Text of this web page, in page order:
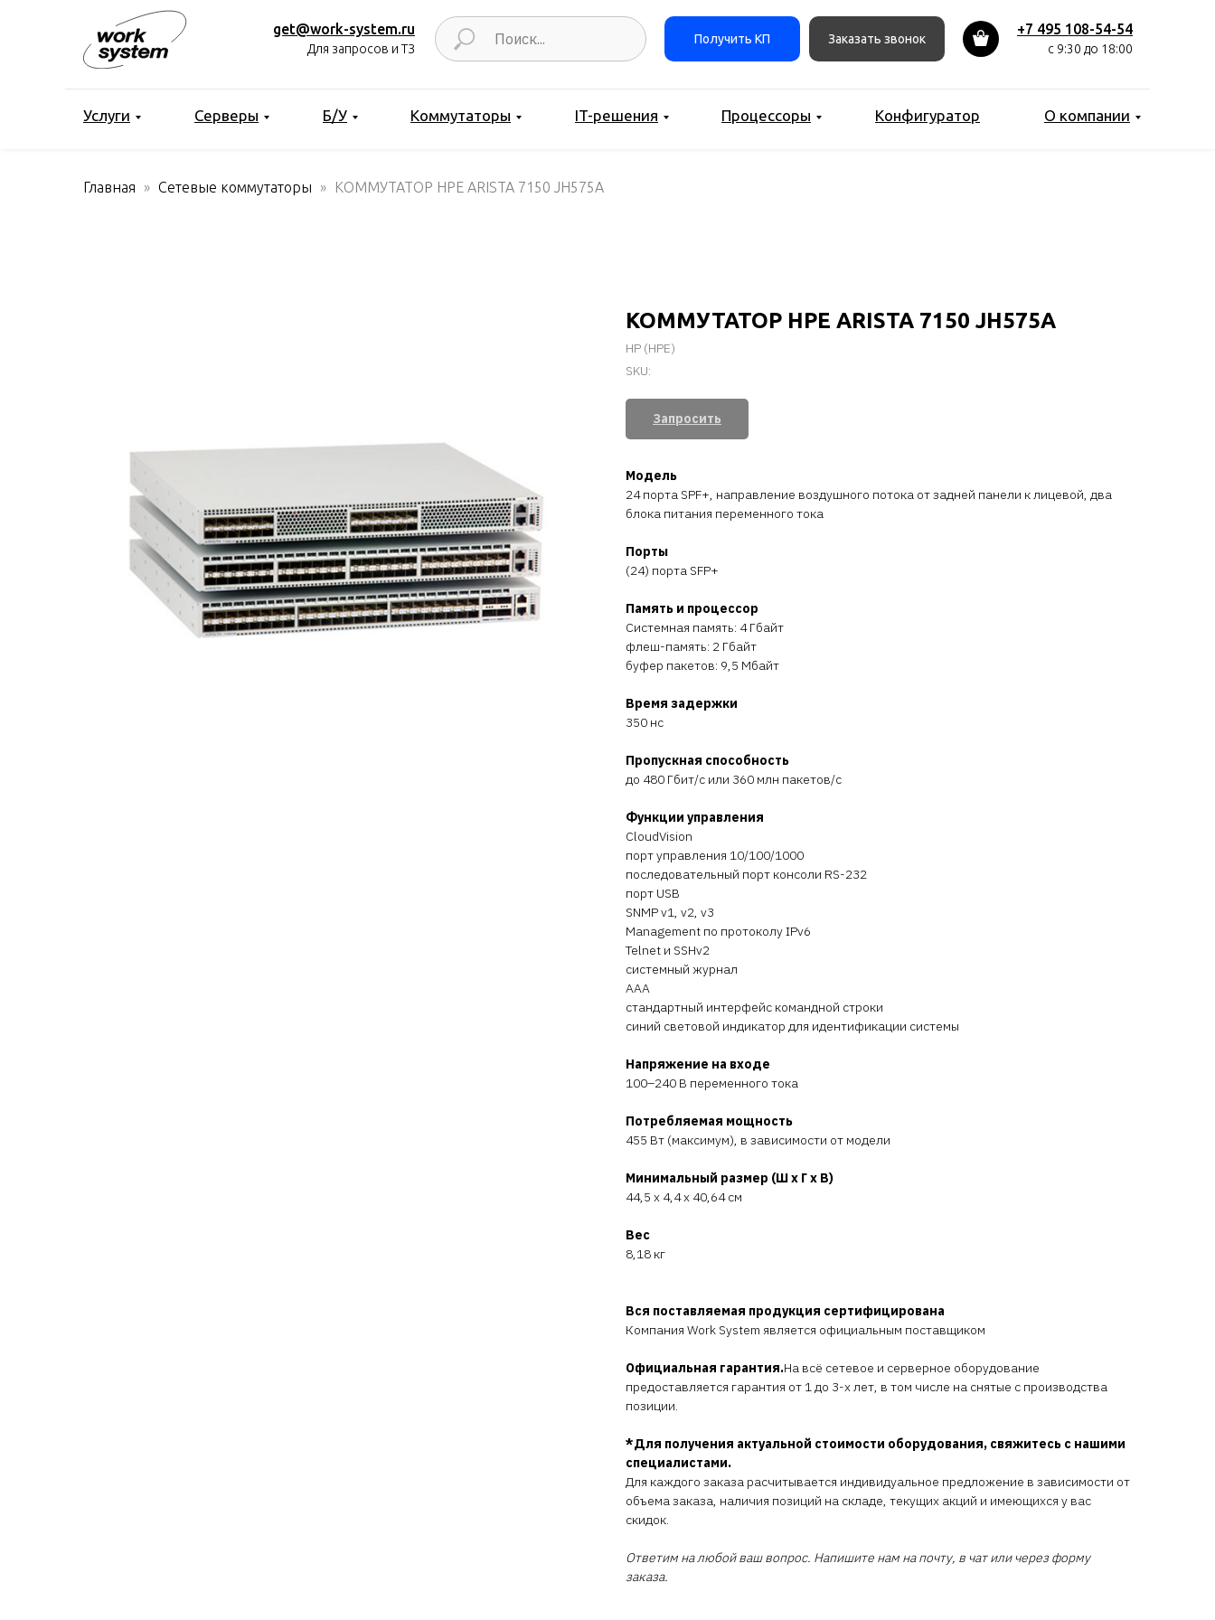
get@work-system.ru
Для запросов и ТЗ
+7 495 108-54-54
с 9:30 до 18:00
Заказать звонок
Получить КП
Услуги Серверы Б/У Коммутаторы IT-решения Процессоры Конфигуратор О компании
Главная Сетевые коммутаторы КОММУТАТОР HPE ARISTA 7150 JH575A
КОММУТАТОР HPE ARISTA 7150 JH575A
HP (HPE)
SKU:
Запросить
Модель
24 порта SPF+, направление воздушного потока от задней панели к лицевой, два
блока питания переменного тока
Порты
(24) порта SFP+
Память и процессор
Системная память: 4 Гбайт
флеш-память: 2 Гбайт
буфер пакетов: 9,5 Мбайт
Время задержки
350 нс
Пропускная способность
до 480 Гбит/с или 360 млн пакетов/с
Функции управления
CloudVision
порт управления 10/100/1000
последовательный порт консоли RS-232
порт USB
SNMP v1, v2, v3
Management по протоколу IPv6
Telnet и SSHv2
системный журнал
AAA
стандартный интерфейс командной строки
синий световой индикатор для идентификации системы
Напряжение на входе
100–240 В переменного тока
Потребляемая мощность
455 Вт (максимум), в зависимости от модели
Минимальный размер (Ш x Г x В)
44,5 x 4,4 x 40,64 см
Вес
8,18 кг
Вся поставляемая продукция сертифицирована
Компания Work System является официальным поставщиком
Официальная гарантия.На всё сетевое и серверное оборудование
предоставляется гарантия от 1 до 3-х лет, в том числе на снятые с производства
позиции.
*Для получения актуальной стоимости оборудования, свяжитесь с нашими
специалистами.
Для каждого заказа расчитывается индивидуальное предложение в зависимости от
объема заказа, наличия позиций на складе, текущих акций и имеющихся у вас
скидок.
Ответим на любой ваш вопрос. Напишите нам на почту, в чат или через форму
заказа.